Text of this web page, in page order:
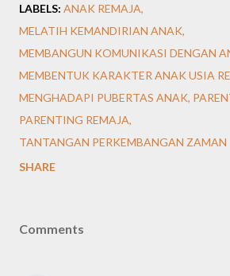
LABELS: ANAK REMAJA
MELATIH KEMANDIRIAN ANAK
MEMBANGUN KOMUNIKASI DENGAN
MEMBENTUK KARAKTER ANAK USIA
MENGHADAPI PUBERTAS ANAK
PARENTING REMAJA
TANTANGAN PERKEMBANGAN ZAMAN
SHARE
Comments